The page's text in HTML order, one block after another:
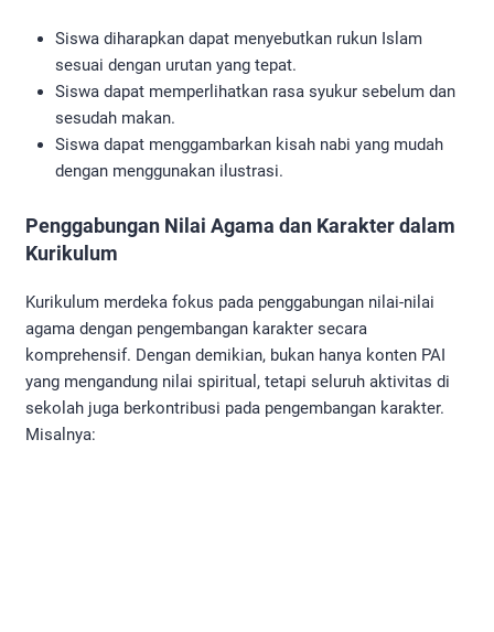
Siswa diharapkan dapat menyebutkan rukun Islam
sesuai dengan urutan yang tepat.
Siswa dapat memperlihatkan rasa syukur sebelum dan
sesudah makan.
Siswa dapat menggambarkan kisah nabi yang mudah
dengan menggunakan ilustrasi.
Penggabungan Nilai Agama dan Karakter dalam
Kurikulum
Kurikulum merdeka fokus pada penggabungan nilai-nilai
agama dengan pengembangan karakter secara
komprehensif. Dengan demikian, bukan hanya konten PAI
yang mengandung nilai spiritual, tetapi seluruh aktivitas di
sekolah juga berkontribusi pada pengembangan karakter.
Misalnya: